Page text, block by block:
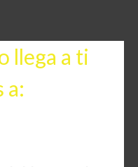
llega a ti
a: